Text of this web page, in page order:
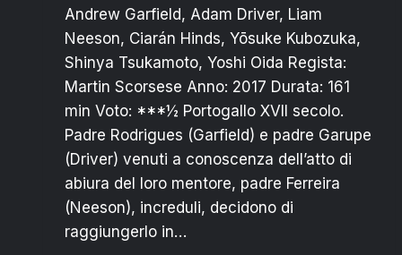
Andrew Garfield, Adam Driver, Liam
Neeson, Ciarán Hinds, Yōsuke Kubozuka,
Shinya Tsukamoto, Yoshi Oida Regista:
Martin Scorsese Anno: 2017 Durata: 161
min Voto: ***½ Portogallo XVII secolo.
Padre Rodrigues (Garfield) e padre Garupe
(Driver) venuti a conoscenza dell’atto di
abiura del loro mentore, padre Ferreira
(Neeson), increduli, decidono di
raggiungerlo in…